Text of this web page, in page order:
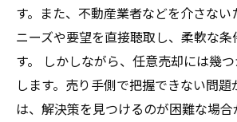
す。また、不動産業者などを介さな
ニーズや要望を直接聴取し、柔軟な条
す。 しかしながら、任意売却には幾
します。売り手側で把握できない問
は、解決策を見つけるのが困難な場